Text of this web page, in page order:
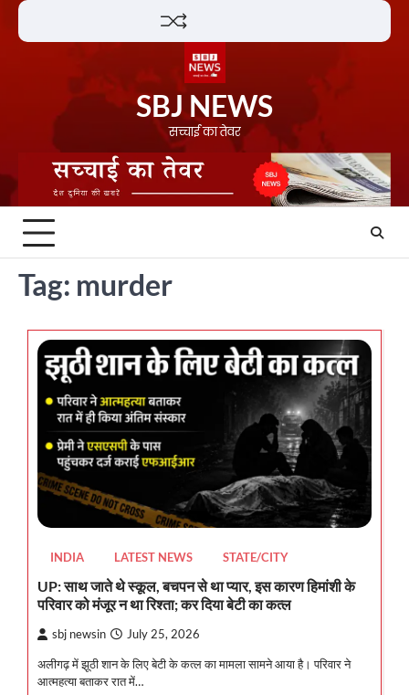
Skip
SBJ NEWS
सच्चाई का तेवर
Tag: murder
INDIA LATEST NEWS STATE/CITY
UP: साथ जाते थे स्कूल, बचपन से था प्यार, इस कारण हिमांशी के
परिवार को मंजूर न था रिश्ता; कर दिया बेटी का कत्ल
sbj newsin July 25, 2026
अलीगढ़ में झूठी शान के लिए बेटी के कत्ल का मामला सामने आया है। परिवार ने
आत्महत्या बताकर रात में…